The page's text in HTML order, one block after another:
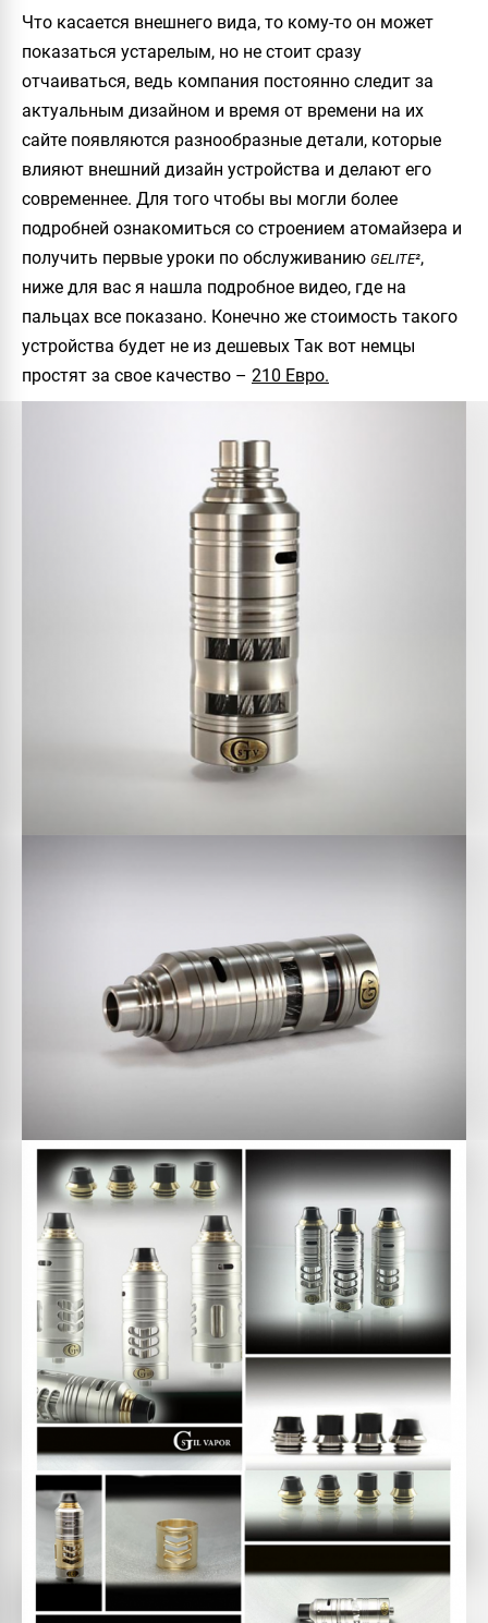
Что касается внешнего вида, то кому-то он может
показаться устарелым, но не стоит сразу
отчаиваться, ведь компания постоянно следит за
актуальным дизайном и время от времени на их
сайте появляются разнообразные детали, которые
влияют внешний дизайн устройства и делают его
современнее. Для того чтобы вы могли более
подробней ознакомиться со строением атомайзера и
получить первые уроки по обслуживанию GELITE²,
ниже для вас я нашла подробное видео, где на
пальцах все показано. Конечно же стоимость такого
устройства будет не из дешевых Так вот немцы
простят за свое качество – 210 Евро.